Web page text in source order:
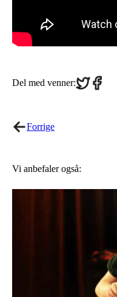
Del med venner:Share
on
Share
on
Forrige
Vi anbefaler også: